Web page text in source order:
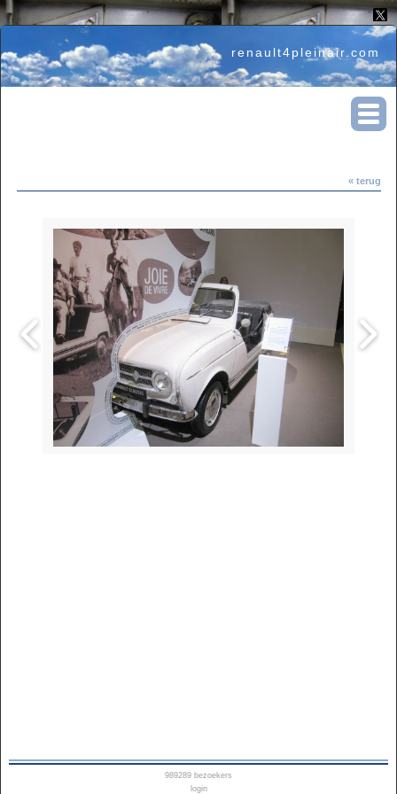
renault4pleinair.com
« terug
989289 bezoekers
login